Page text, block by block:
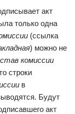
акт
только одна
(ссылка
) можно не
комиссии
строки
в
Будут
акт